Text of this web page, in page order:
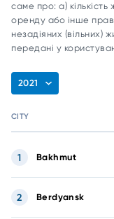
саме про: а)
оренду або інше
незадіяних (вільних)
передані у
2021
CITY
Bakhmut
1
Berdyansk
2